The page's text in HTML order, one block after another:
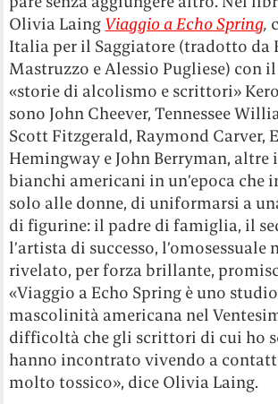
Olivia Laing Viaggio a Echo Spring,
Italia per il Saggiatore (tradotto da
Mastruzzo e Alessio Pugliese) con
«storie di alcolismo e scrittori»
sono John Cheever, Tennessee
Scott Fitzgerald, Raymond Carver,
Hemingway e John Berryman, altre
bianchi americani in un’epoca che
solo alle donne, di uniformarsi a
di figurine: il padre di famiglia, il
l’artista di successo, l’omosessuale
rivelato, per forza brillante,
«Viaggio a Echo Spring è uno
mascolinità americana nel
difficoltà che gli scrittori di cui ho
hanno incontrato vivendo a
molto tossico», dice Olivia Laing.